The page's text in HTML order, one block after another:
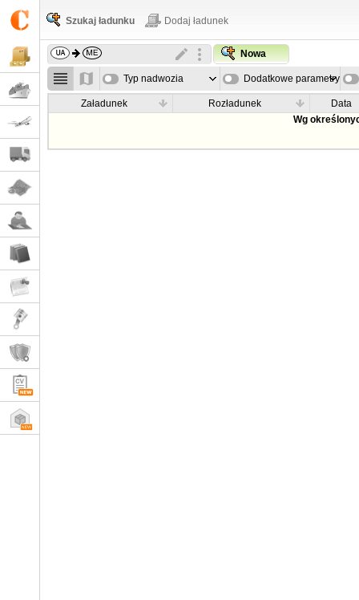
Szukaj ładunku Dodaj ładunek
Nowa
Typ nadwozia Dodatkowe parametry
Załadunek Rozładunek
Data
Wg